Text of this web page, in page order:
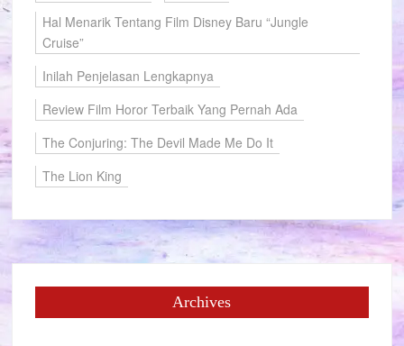
Hal Menarik Tentang Film Disney Baru “Jungle
Cruise”
Inilah Penjelasan Lengkapnya
Review Film Horor Terbaik Yang Pernah Ada
The Conjuring: The Devil Made Me Do It
The Lion King
Archives